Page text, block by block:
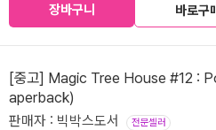
장바구니 바로구
[중고] Magic Tree House #12 :
aperback)
판매자 : 빅박스도서 전문셀러